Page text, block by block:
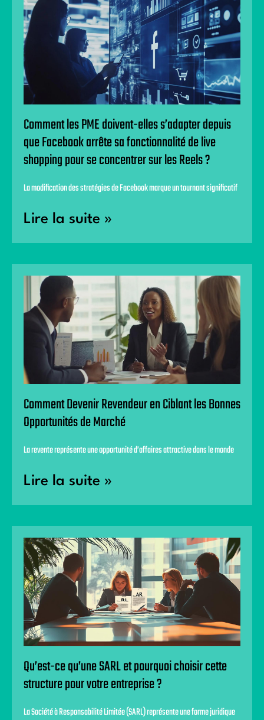
Comment les PME doivent-elles s’adapter depuis
que Facebook arrête sa fonctionnalité de live
shopping pour se concentrer sur les Reels ?
La modification des stratégies de Facebook marque un tournant significatif
Lire la suite »
Comment Devenir Revendeur en Ciblant les Bonnes
Opportunités de Marché
La revente représente une opportunité d’affaires attractive dans le monde
Lire la suite »
Qu’est-ce qu’une SARL et pourquoi choisir cette
structure pour votre entreprise ?
La Société à Responsabilité Limitée (SARL) représente une forme juridique